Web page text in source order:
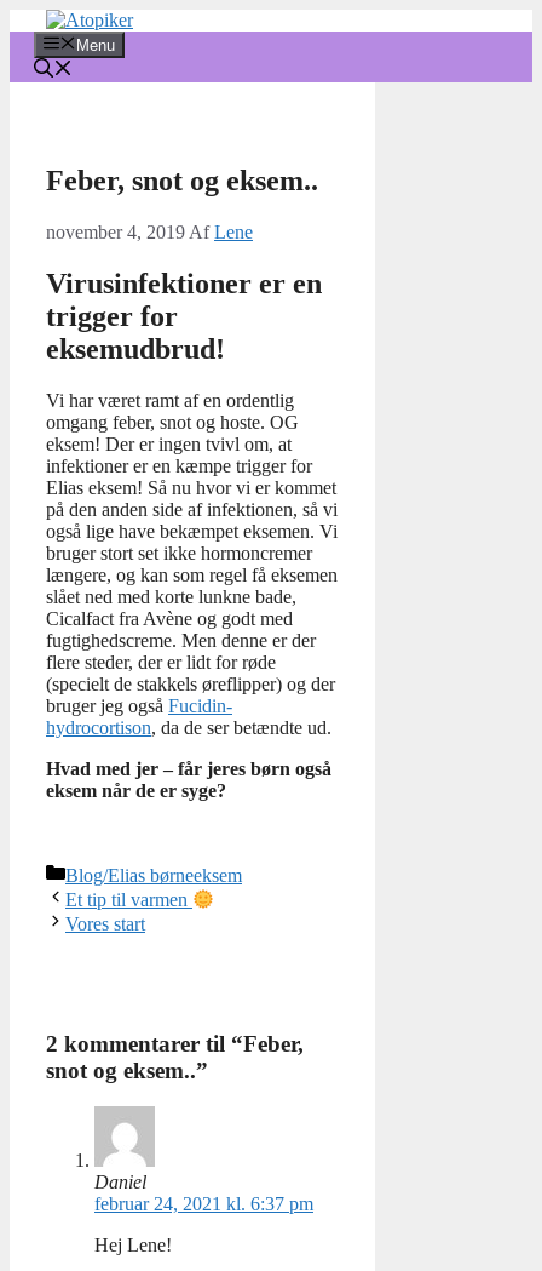
indhold
Menu
Feber, snot og eksem..
november 4, 2019 AfLene
Virusinfektioner er en
trigger for
eksemudbrud!
Vi har været ramt af en ordentlig
omgang feber, snot og hoste. OG
eksem! Der er ingen tvivl om, at
infektioner er en kæmpe trigger for
Elias eksem! Så nu hvor vi er kommet
på den anden side af infektionen, så vi
også lige have bekæmpet eksemen. Vi
bruger stort set ikke hormoncremer
længere, og kan som regel få eksemen
slået ned med korte lunkne bade,
Cicalfact fra Avène og godt med
fugtighedscreme. Men denne er der
flere steder, der er lidt for røde
(specielt de stakkels øreflipper) og der
bruger jeg også Fucidin-
hydrocortison, da de ser betændte ud.
Hvad med jer – får jeres børn også
eksem når de er syge?
Kategorier
Blog/Elias børneeksem
Et tip til varmen
Vores start
2 kommentarer til “Feber,
snot og eksem..”
Daniel
februar 24, 2021 kl. 6:37 pm
Hej Lene!